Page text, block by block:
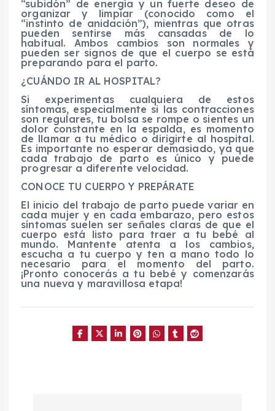
“subidón” de energía y un fuerte deseo de
organizar y limpiar (conocido como el
“instinto de anidación”), mientras que otras
pueden sentirse más cansadas de lo
habitual. Ambos cambios son normales y
pueden ser signos de que el cuerpo se está
preparando para el parto.
¿CUÁNDO IR AL HOSPITAL?
Si experimentas cualquiera de estos
síntomas, especialmente si las contracciones
son regulares, tu bolsa se rompe o sientes un
dolor constante en la espalda, es momento
de llamar a tu médico o dirigirte al hospital.
Es importante no esperar demasiado, ya que
cada trabajo de parto es único y puede
progresar a diferente velocidad.
CONOCE TU CUERPO Y PREPÁRATE
El inicio del trabajo de parto puede variar en
cada mujer y en cada embarazo, pero estos
síntomas suelen ser señales claras de que el
cuerpo está listo para traer a tu bebé al
mundo. Mantente atenta a los cambios,
escucha a tu cuerpo y ten a mano todo lo
necesario para el momento del parto.
¡Pronto conocerás a tu bebé y comenzarás
una nueva y maravillosa etapa!